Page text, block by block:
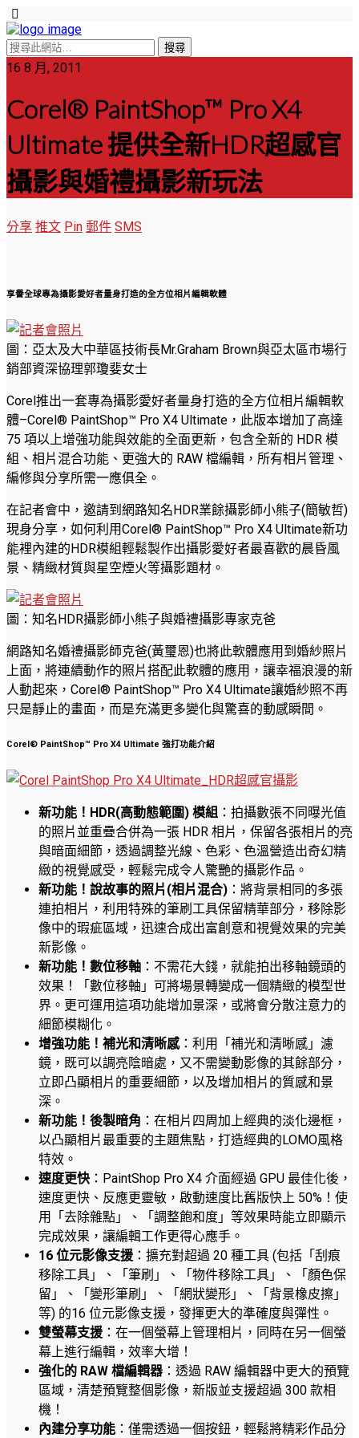
16 8 月, 2011
Corel® PaintShop™ Pro X4
Ultimate 提供全新HDR超感官
攝影與婚禮攝影新玩法
分享 推文 Pin 郵件 SMS
享譽全球專為攝影愛好者量身打造的全方位相片編輯軟體
圖：亞太及大中華區技術長Mr.Graham Brown與亞太區市場行
銷部資深協理郭瓊婓女士
Corel推出一套專為攝影愛好者量身打造的全方位相片編輯軟
體–Corel® PaintShop™ Pro X4 Ultimate，此版本增加了高達
75 項以上增強功能與效能的全面更新，包含全新的 HDR 模
組、相片混合功能、更強大的 RAW 檔編輯，所有相片管理、
編修與分享所需一應俱全。
在記者會中，邀請到網路知名HDR業餘攝影師小熊子(簡敏哲)
現身分享，如何利用Corel® PaintShop™ Pro X4 Ultimate新功
能裡內建的HDR模組輕鬆製作出攝影愛好者最喜歡的晨昏風
景、精緻材質與星空煙火等攝影題材。
圖：知名HDR攝影師小熊子與婚禮攝影專家克爸
網路知名婚禮攝影師克爸(黃璽恩)也將此軟體應用到婚紗照片
上面，將連續動作的照片搭配此軟體的應用，讓幸福浪漫的新
人動起來，Corel® PaintShop™ Pro X4 Ultimate讓婚紗照不再
只是靜止的畫面，而是充滿更多變化與驚喜的動感瞬間。
Corel® PaintShop™ Pro X4 Ultimate 強打功能介紹
新功能！HDR(高動態範圍) 模組 ：拍攝數張不同曝光值
的照片並重疊合併為一張 HDR 相片，保留各張相片的亮
與暗面細節，透過調整光線、色彩、色溫營造出奇幻精
緻的視覺感受，輕鬆完成令人驚艷的攝影作品。
新功能！說故事的照片(相片混合) ：將背景相同的多張
連拍相片，利用特殊的筆刷工具保留精華部分，移除影
像中的瑕疵區域，迅速合成出富創意和視覺效果的完美
新影像。
新功能！數位移軸 ：不需花大錢，就能拍出移軸鏡頭的
效果！「數位移軸」可將場景轉變成一個精緻的模型世
界。更可運用這項功能增加景深，或將會分散注意力的
細節模糊化。
增強功能！補光和清晰感：利用「補光和清晰感」濾
鏡，既可以調亮陰暗處，又不需變動影像的其餘部分，
立即凸顯相片的重要細節，以及增加相片的質感和景
深。
新功能！後製暗角 ：在相片四周加上經典的淡化邊框，
以凸顯相片最重要的主題焦點，打造經典的LOMO風格
特效。
速度更快 ：PaintShop Pro X4 介面經過 GPU 最佳化後，
速度更快、反應更靈敏，啟動速度比舊版快上 50%！使
用「去除雜點」、「調整飽和度」等效果時能立即顯示
完成效果，讓編輯工作更得心應手。
16 位元影像支援 ：擴充對超過 20 種工具 (包括「刮痕
移除工具」、「筆刷」、「物件移除工具」、「顏色保
留」、「變形筆刷」、「網狀變形」、「背景橡皮擦」
等) 的16 位元影像支援，發揮更大的準確度與彈性。
雙螢幕支援 ：在一個螢幕上管理相片，同時在另一個螢
幕上進行編輯，效率大增！
強化的 RAW 檔編輯器 ：透過 RAW 編輯器中更大的預覽
區域，清楚預覽整個影像，新版並支援超過 300 款相
機！
內建分享功能 ：僅需透過一個按鈕，輕鬆將精彩作品分